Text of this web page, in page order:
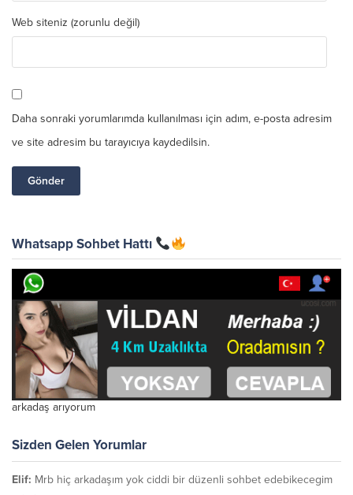
Web siteniz (zorunlu değil)
Daha sonraki yorumlarımda kullanılması için adım, e-posta adresim
ve site adresim bu tarayıcıya kaydedilsin.
Whatsapp Sohbet Hattı
arkadaş arıyorum
Sizden Gelen Yorumlar
Elif: Mrb hiç arkadaşım yok ciddi bir düzenli sohbet edebikecegim